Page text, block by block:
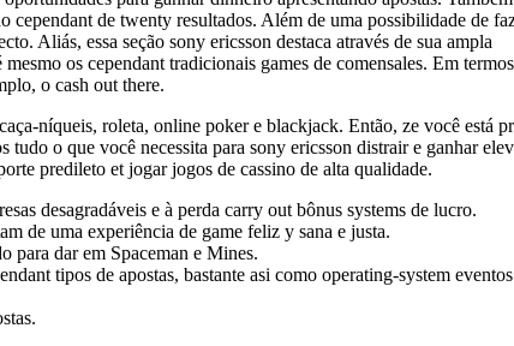
cependant de twenty resultados. Além de uma possibilidade de
Aliás, essa seção sony ericsson destaca através de sua ampla
os cependant tradicionais games de comensales. Em
o cash out there.
níqueis, roleta, online poker e blackjack. Então, ze você está
o que você necessita para sony ericsson distrair e ganhar
predileto et jogar jogos de cassino de alta qualidade.
desagradáveis e à perda carry out bônus systems de lucro.
de uma experiência de game feliz y sana e justa.
para dar em Spaceman e Mines.
tipos de apostas, bastante asi como operating-system eventos